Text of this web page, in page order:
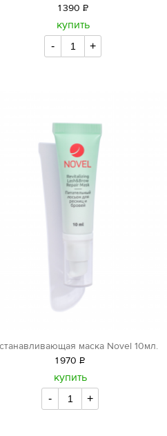
1390 Р
уб.
купить
- +
маска Novel 10мл.
1970 Р
уб.
купить
- +